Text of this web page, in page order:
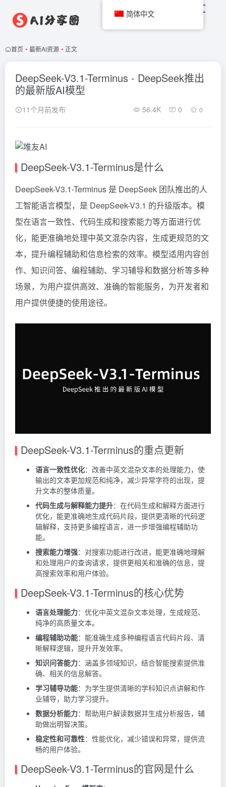
首页 • 最新AI资源 • 正文
DeepSeek-V3.1-Terminus - DeepSeek推出
的最新版AI模型
11个月前发布 56.4K 0 0
DeepSeek-V3.1-Terminus是什么
DeepSeek-V3.1-Terminus 是 DeepSeek 团队推出的人
工智能语言模型，是 DeepSeek-V3.1 的升级版本。模
型在语言一致性、代码生成和搜索能力等方面进行优
化，能更准确地处理中英文混杂内容，生成更规范的文
本，提升编程辅助和信息检索的效率。模型适用内容创
作、知识问答、编程辅助、学习辅导和数据分析等多种
场景，为用户提供高效、准确的智能服务，为开发者和
用户提供便捷的使用途径。
DeepSeek-V3.1-Terminus的重点更新
语言一致性优化：改善中英文混杂文本的处理能力，使
输出的文本更加规范和纯净，减少异常字符的出现，提
升文本的整体质量。
代码生成与解释能力提升：在代码生成和解释方面进行
优化，能更准确地生成代码片段，提供更清晰的代码逻
辑解释，支持更多编程语言，进一步增强编程辅助功
能。
搜索能力增强：对搜索功能进行改进，能更准确地理解
和处理用户的查询请求，提供更相关和准确的信息，提
高搜索效率和用户体验。
DeepSeek-V3.1-Terminus的核心优势
语言处理能力：优化中英文混杂文本处理，生成规范、
纯净的高质量文本。
编程辅助功能：能准确生成多种编程语言代码片段、清
晰解释逻辑，提升开发效率。
知识问答能力：涵盖多领域知识，结合智能搜索提供准
确、相关的信息解答。
学习辅导功能：为学生提供清晰的学科知识点讲解和作
业辅导，助力学习提升。
数据分析能力：帮助用户解读数据并生成分析报告，辅
助做出明智决策。
稳定性和可靠性：性能优化，减少错误和异常，提供流
畅的用户体验。
DeepSeek-V3.1-Terminus的官网是什么
简体中文